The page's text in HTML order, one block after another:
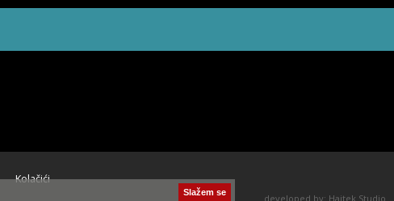
Kolačići
developed by: Hajtek Studio
Slažem se